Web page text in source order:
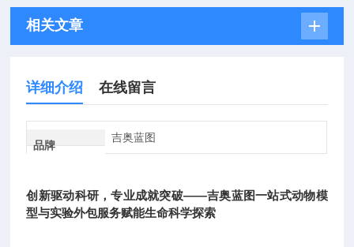
相关文章
详细介绍 在线留言
品牌
吉奥蓝图
创新驱动科研，专业成就突破——吉奥蓝图一站式动物模
型与实验外包服务赋能生命科学探索